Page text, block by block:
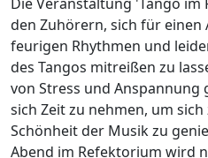
Die Veranstaltung 'Tango
den Zuhörern, sich für einen
feurigen Rhythmen und
des Tangos mitreißen zu
von Stress und Anspannung
sich Zeit zu nehmen, um
Schönheit der Musik zu
Abend im Refektorium wird